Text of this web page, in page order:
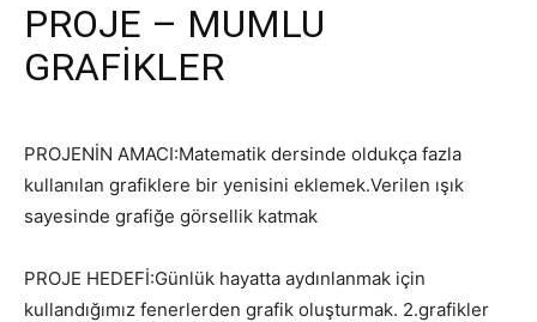
PROJE – MUMLU
GRAFİKLER
PROJENİN AMACI:Matematik dersinde oldukça fazla
kullanılan grafiklere bir yenisini eklemek.Verilen ışık
sayesinde grafiğe görsellik katmak
PROJE HEDEFİ:Günlük hayatta aydınlanmak için
kullandığımız fenerlerden grafik oluşturmak. 2.grafikler